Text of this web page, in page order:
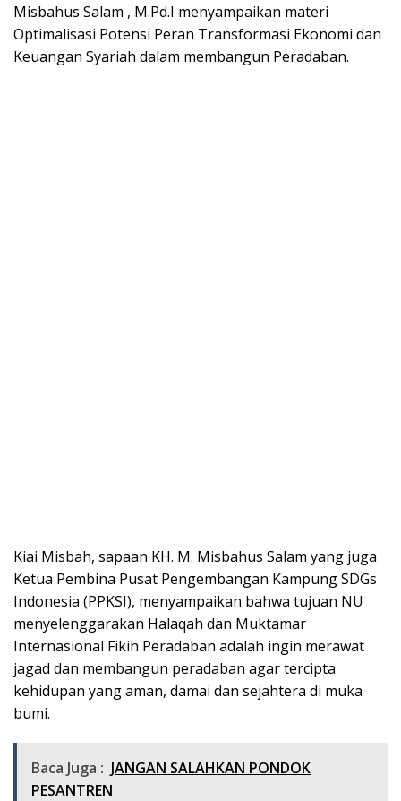
Misbahus Salam , M.Pd.I menyampaikan materi
Optimalisasi Potensi Peran Transformasi Ekonomi dan
Keuangan Syariah dalam membangun Peradaban.
Kiai Misbah, sapaan KH. M. Misbahus Salam yang juga
Ketua Pembina Pusat Pengembangan Kampung SDGs
Indonesia (PPKSI), menyampaikan bahwa tujuan NU
menyelenggarakan Halaqah dan Muktamar
Internasional Fikih Peradaban adalah ingin merawat
jagad dan membangun peradaban agar tercipta
kehidupan yang aman, damai dan sejahtera di muka
bumi.
Baca Juga : JANGAN SALAHKAN PONDOK
PESANTREN